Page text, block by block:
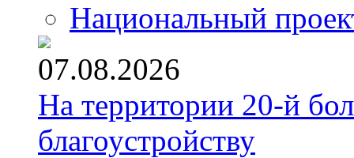
Национальный
07.08.2026
На территории 20-й
благоустройству